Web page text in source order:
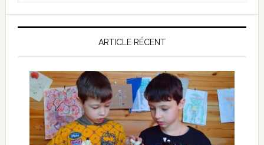
ARTICLE RÉCENT